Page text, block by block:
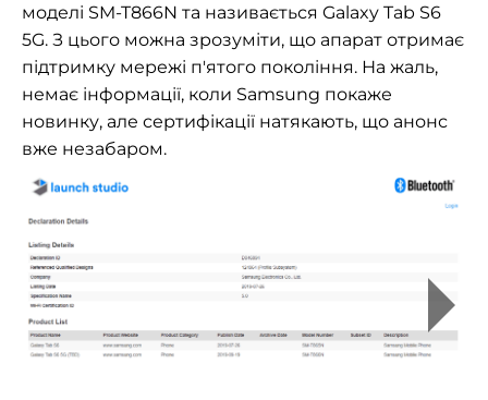
моделі SM-T866N та називається Galaxy Tab S6
5G. З цього можна зрозуміти, що апарат отримає
підтримку мережі п'ятого покоління. На жаль,
немає інформації, коли Samsung покаже
новинку, але сертифікації натякають, що анонс
вже незабаром.